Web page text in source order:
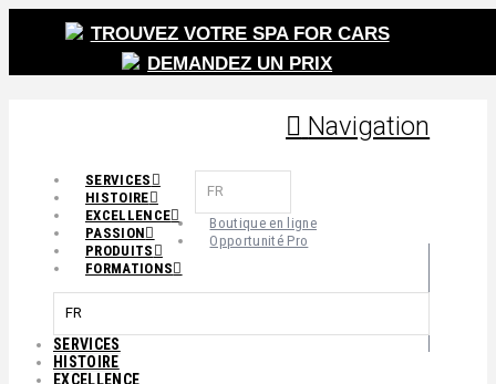
TROUVEZ VOTRE SPA FOR CARS
DEMANDEZ UN PRIX
Navigation
SERVICES
HISTOIRE
EXCELLENCE
PASSION
PRODUITS
FORMATIONS
FR
Boutique en ligne
Opportunité Pro
FR
SERVICES
HISTOIRE
EXCELLENCE